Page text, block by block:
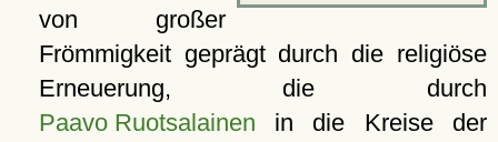
von großer
Frömmigkeit geprägt durch die religiöse
Erneuerung, die durch
Paavo Ruotsalainen in die Kreise der